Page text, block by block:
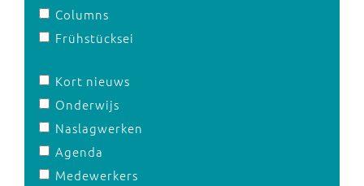
Columns
Frühstücksei
Kort nieuws
Onderwijs
Naslagwerken
Agenda
Medewerkers